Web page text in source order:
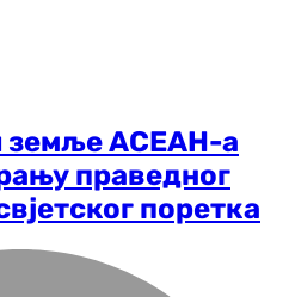
земље АСЕАН-а
праведног
поретка